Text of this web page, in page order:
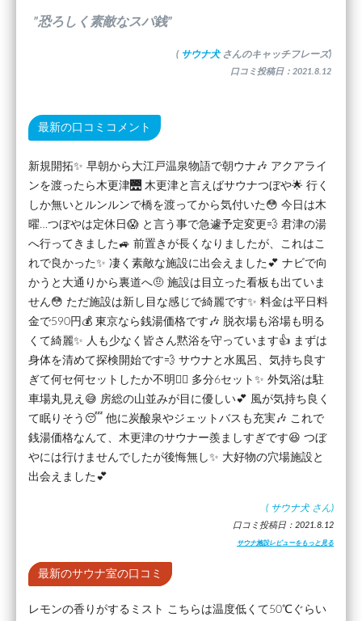
”恐ろしく素敵なスパ銭”
( サウナ犬 さんのキャッチフレーズ)
口コミ投稿日：2021.8.12
最新の口コミコメント
新規開拓✨ 早朝から大江戸温泉物語で朝ウナ🎶 アクアライ
ンを渡ったら木更津🌉 木更津と言えばサウナつぼや🌟 行く
しか無いとルンルンで橋を渡ってから気付いた😳 今日は木
曜…つぼやは定休日😱 と言う事で急遽予定変更💨 君津の湯
へ行ってきました🚙 前置きが長くなりましたが、これはこ
れで良かった✨ 凄く素敵な施設に出会えました💕 ナビで向
かうと大通りから裏道へ🤨 施設は目立った看板も出ていま
せん😳 ただ施設は新し目な感じで綺麗です✨ 料金は平日料
金で590円💰 東京なら銭湯価格です🎶 脱衣場も浴場も明る
くて綺麗✨ 人も少なく皆さん黙浴を守っています👍 まずは
身体を清めて探検開始です💨 サウナと水風呂、気持ち良す
ぎて何セ何セットしたか不明😵‍💫 多分6セット✨ 外気浴は駐
車場丸見え😅 房総の山並みが目に優しい💕 風が気持ち良く
て眠りそう😴 他に炭酸泉やジェットバスも充実🎶 これで
銭湯価格なんて、木更津のサウナー羨ましすぎです😆 つぼ
やには行けませんでしたが後悔無し✨ 大好物の穴場施設と
出会えました💕
( サウナ犬 さん)
口コミ投稿日：2021.8.12
サウナ施設レビューをもっと見る
最新のサウナ室の口コミ
レモンの香りがするミスト こちらは温度低くて50℃ぐらい